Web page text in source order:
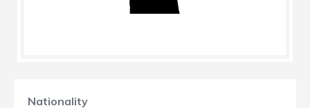
Nationality